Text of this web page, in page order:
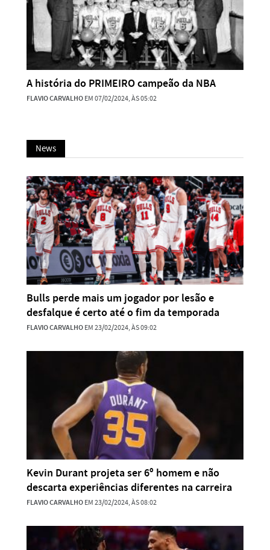
A história do PRIMEIRO campeão da NBA
FLAVIO CARVALHOEM 07/02/2024, ÀS 05:02
News
Bulls perde mais um jogador por lesão e
desfalque é certo até o fim da temporada
FLAVIO CARVALHOEM 23/02/2024, ÀS 09:02
Kevin Durant projeta ser 6º homem e não
descarta experiências diferentes na carreira
FLAVIO CARVALHOEM 23/02/2024, ÀS 08:02